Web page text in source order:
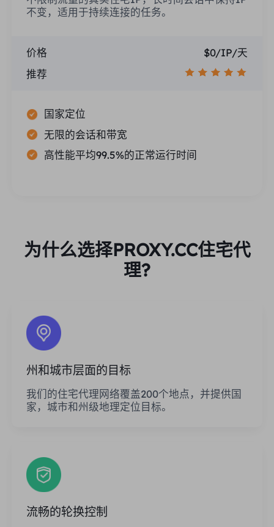
不变，适用于持续连接的任务。
价格
$0/IP/天
推荐
国家定位
无限的会话和带宽
高性能平均99.5%的正常运行时间
为什么选择PROXY.CC住宅代
理?
州和城市层面的目标
我们的住宅代理网络覆盖200个地点，并提供国
家，城市和州级地理定位目标。
流畅的轮换控制